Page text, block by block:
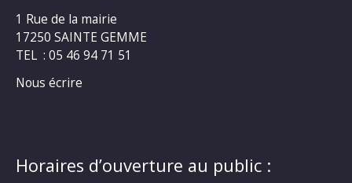
1 Rue de la mairie
17250 SAINTE GEMME
TEL : 05 46 94 71 51
Nous écrire
Horaires d’ouverture au public :